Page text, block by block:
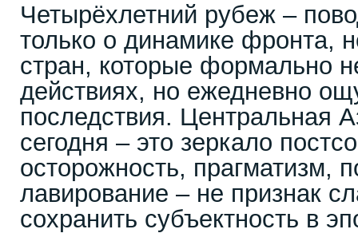
Четырёхлетний рубеж –
только о динамике фронта,
стран, которые формально
действиях, но ежедневно
последствия. Центральная
сегодня – это зеркало
осторожность, прагматизм,
лавирование – не признак
сохранить субъектность в